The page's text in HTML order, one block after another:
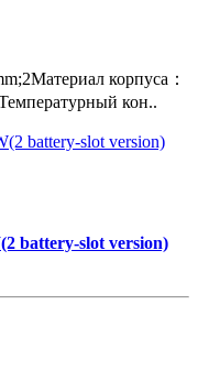
корпуса：
кон..
battery-slot version)